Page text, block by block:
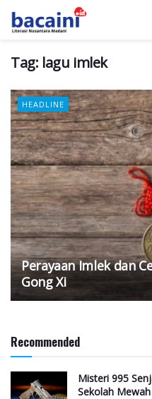
Tag: lagu imlek
HEADLINE
Perayaan Imlek dan
Gong Xi
Recommended
Misteri 995
Sekolah